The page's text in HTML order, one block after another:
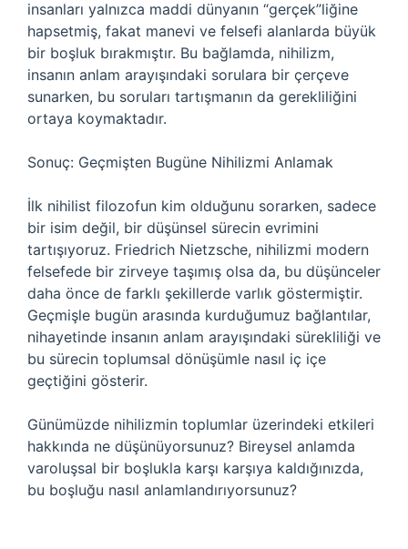
insanları yalnızca maddi dünyanın “gerçek”liğine
hapsetmiş, fakat manevi ve felsefi alanlarda büyük
bir boşluk bırakmıştır. Bu bağlamda, nihilizm,
insanın anlam arayışındaki sorulara bir çerçeve
sunarken, bu soruları tartışmanın da gerekliliğini
ortaya koymaktadır.
Sonuç: Geçmişten Bugüne Nihilizmi Anlamak
İlk nihilist filozofun kim olduğunu sorarken, sadece
bir isim değil, bir düşünsel sürecin evrimini
tartışıyoruz. Friedrich Nietzsche, nihilizmi modern
felsefede bir zirveye taşımış olsa da, bu düşünceler
daha önce de farklı şekillerde varlık göstermiştir.
Geçmişle bugün arasında kurduğumuz bağlantılar,
nihayetinde insanın anlam arayışındaki sürekliliği ve
bu sürecin toplumsal dönüşümle nasıl iç içe
geçtiğini gösterir.
Günümüzde nihilizmin toplumlar üzerindeki etkileri
hakkında ne düşünüyorsunuz? Bireysel anlamda
varoluşsal bir boşlukla karşı karşıya kaldığınızda,
bu boşluğu nasıl anlamlandırıyorsunuz?